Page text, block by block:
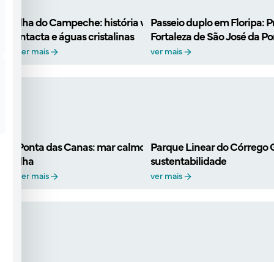
Ilha do Campeche: história viva, natureza
intacta e águas cristalinas
ver mais
Passeio duplo em Floripa:
Fortaleza de São José da
ver mais
Ponta das Canas: mar calmo e lazer no norte da
Ilha
ver mais
Parque Linear do Córrego
sustentabilidade
ver mais